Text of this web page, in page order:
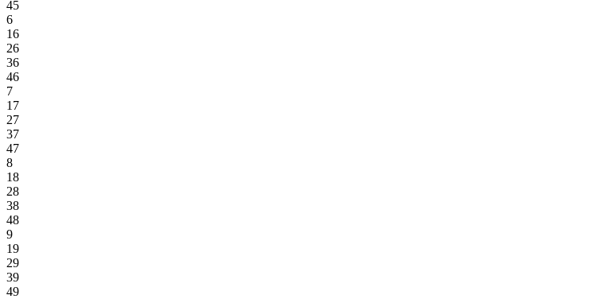
45
6
16
26
36
46
7
17
27
37
47
8
18
28
38
48
9
19
29
39
49